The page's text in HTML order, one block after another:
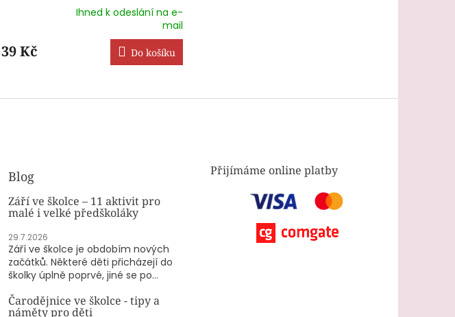
produktu
je
5
Ihned k odeslání na e-
mail
39 Kč Do košíku
Blog
Září ve školce – 11 aktivit pro
malé i velké předškoláky
29.7.2026
Září ve školce je obdobím nových
začátků. Některé děti přicházejí do
školky úplně poprvé, jiné se po...
Čarodějnice ve školce - tipy a
náměty pro děti
Přijímáme online platby